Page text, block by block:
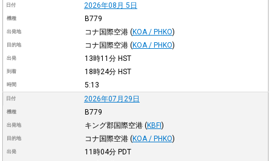
日付 2026年08月 5日
機種 B779
出発地 コナ国際空港 (KOA / PHKO)
目的地 コナ国際空港 (KOA / PHKO)
出発 13時11分 HST
到着 18時24分 HST
時間 5:13
日付 2026年07月29日
機種 B779
出発地 キング郡国際空港 (KBFI)
目的地 コナ国際空港 (KOA / PHKO)
出発 11時04分 PDT